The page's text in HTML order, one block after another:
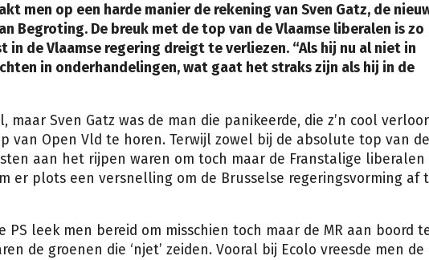
men op een harde manier de rekening van Sven Gatz, de
Begroting. De breuk met de top van de Vlaamse liberalen is zo
in de Vlaamse regering dreigt te verliezen. “Als hij nu al niet in
in onderhandelingen, wat gaat het straks zijn als hij in de
maar Sven Gatz was de man die panikeerde, die z’n cool
van Open Vld te horen. Terwijl zowel bij de absolute top van de
aan het rijpen waren om toch maar de Franstalige liberalen
er plots een versnelling om de Brusselse regeringsvorming af
PS leek men bereid om misschien toch maar de MR aan boord
de groenen die ‘njet’ zeiden. Vooral bij Ecolo vreesde men de